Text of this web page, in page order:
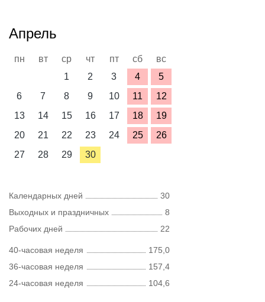
Апрель
пн вт ср чт пт сб
вс
1
2 3 4
5
6
7 8 9 10 11
12
13
14 15 16 17 18
19
20
21 22 23 24 25
26
27
28 29 30
Календарных дней
30
Выходных и праздничных
8
Рабочих дней
22
40-часовая неделя
175,0
36-часовая неделя
157,4
24-часовая неделя
104,6